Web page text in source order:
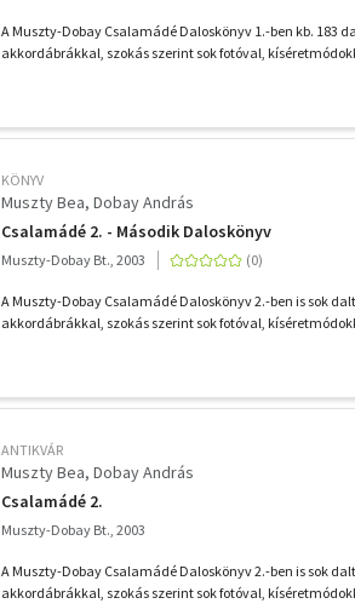
A Muszty-Dobay Csalamádé Daloskönyv 1.-ben kb. 183
akkordábrákkal, szokás szerint sok fotóval,
KÖNYV
Muszty Bea Dobay András
Csalamádé 2. - Második Daloskönyv
Muszty-Dobay Bt., 2003
A Muszty-Dobay Csalamádé Daloskönyv 2.-ben is sok
akkordábrákkal, szokás szerint sok fotóval,
ANTIKVÁR
Muszty Bea Dobay András
Csalamádé 2.
Muszty-Dobay Bt., 2003
A Muszty-Dobay Csalamádé Daloskönyv 2.-ben is sok
akkordábrákkal, szokás szerint sok fotóval,